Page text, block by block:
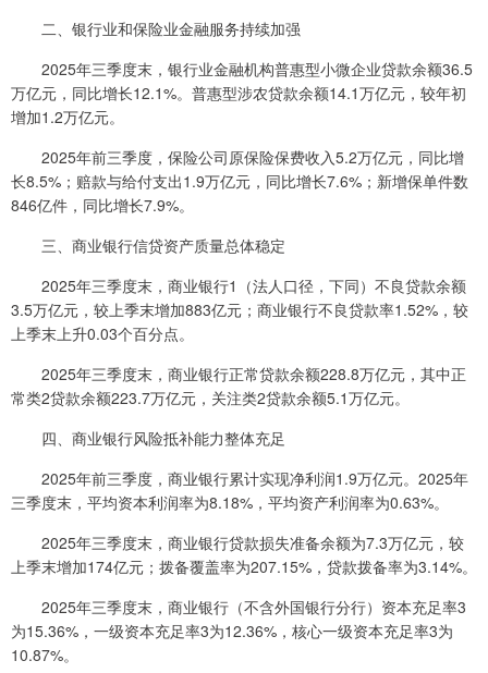
二、银行业和保险业金融服务持续加强
2025年三季度末，银行业金融机构普惠型小微企业贷款余额36.5
万亿元，同比增长12.1%。普惠型涉农贷款余额14.1万亿元，较年初
增加1.2万亿元。
2025年前三季度，保险公司原保险保费收入5.2万亿元，同比增
长8.5%；赔款与给付支出1.9万亿元，同比增长7.6%；新增保单件数
846亿件，同比增长7.9%。
三、商业银行信贷资产质量总体稳定
2025年三季度末，商业银行1（法人口径，下同）不良贷款余额
3.5万亿元，较上季末增加883亿元；商业银行不良贷款率1.52%，较
上季末上升0.03个百分点。
2025年三季度末，商业银行正常贷款余额228.8万亿元，其中正
常类2贷款余额223.7万亿元，关注类2贷款余额5.1万亿元。
四、商业银行风险抵补能力整体充足
2025年前三季度，商业银行累计实现净利润1.9万亿元。2025年
三季度末，平均资本利润率为8.18%，平均资产利润率为0.63%。
2025年三季度末，商业银行贷款损失准备余额为7.3万亿元，较
上季末增加174亿元；拨备覆盖率为207.15%，贷款拨备率为3.14%。
2025年三季度末，商业银行（不含外国银行分行）资本充足率3
为15.36%，一级资本充足率3为12.36%，核心一级资本充足率3为
10.87%。